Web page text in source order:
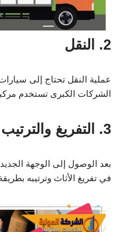
2. النقل
عملية النقل تحتاج إلى
الشركات الكبرى تستخدم
3. التفريغ والترتيب
بعد الوصول إلى الوجهة
في تفريغ الأثاث وترتيبه